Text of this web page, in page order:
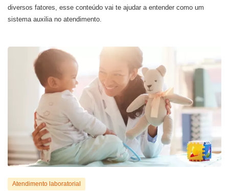
diversos fatores, esse conteúdo vai te ajudar a entender como um
sistema auxilia no atendimento.
Atendimento laboratorial